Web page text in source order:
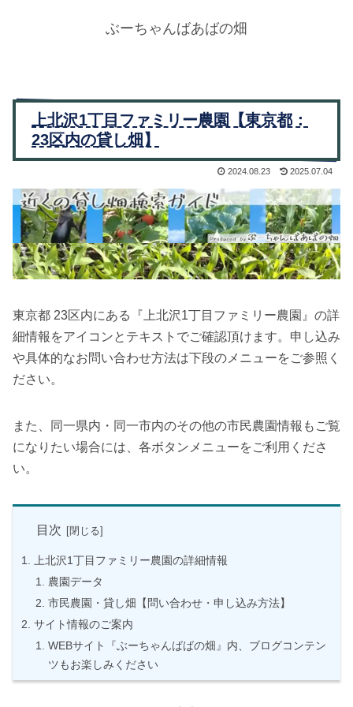
ぶーちゃんばあばの畑
上北沢1丁目ファミリー農園【東京都：
23区内の貸し畑】
2024.08.23 2025.07.04
東京都 23区内にある『上北沢1丁目ファミリー農園』の詳
細情報をアイコンとテキストでご確認頂けます。申し込み
や具体的なお問い合わせ方法は下段のメニューをご参照く
ださい。
また、同一県内・同一市内のその他の市民農園情報もご覧
になりたい場合には、各ボタンメニューをご利用くださ
い。
目次
上北沢1丁目ファミリー農園の詳細情報
農園データ
市民農園・貸し畑【問い合わせ・申し込み方法】
サイト情報のご案内
WEBサイト『ぶーちゃんばばの畑』内、ブログコンテン
ツもお楽しみください